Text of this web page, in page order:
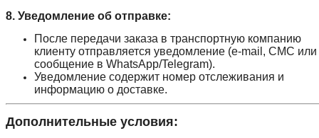
8. Уведомление об отправке:
После передачи заказа в транспортную компанию
клиенту отправляется уведомление (e-mail, СМС или
сообщение в WhatsApp/Telegram).
Уведомление содержит номер отслеживания и
информацию о доставке.
Дополнительные условия: